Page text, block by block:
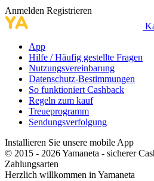
Anmelden Registrieren
App
Hilfe / Häufig gestellte Fragen
Nutzungsvereinbarung
Datenschutz-Bestimmungen
So funktioniert Cashback
Regeln zum kauf
Treueprogramm
Sendungsverfolgung
Installieren Sie unsere mobile App
© 2015 - 2026 Yamaneta - sicherer
Zahlungsarten
Herzlich willkommen in Yamaneta